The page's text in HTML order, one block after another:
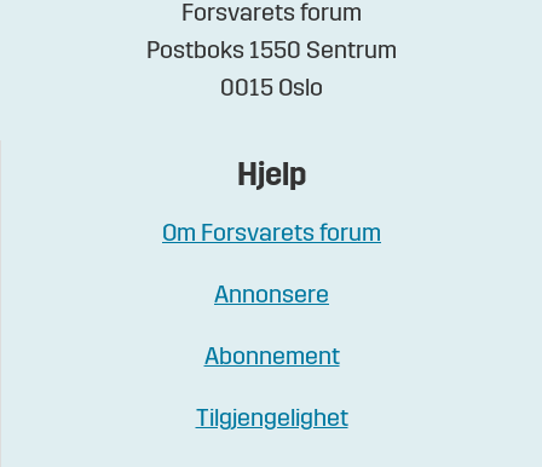
Forsvarets forum
Postboks 1550 Sentrum
0015 Oslo
Hjelp
Om Forsvarets forum
Annonsere
Abonnement
Tilgjengelighet